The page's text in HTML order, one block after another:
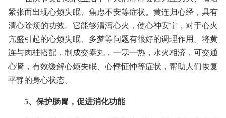
紧张而出现心烦失眠、焦虑不安等症状。黄连归心经，具有
清心除烦的功效。它能够清泻心火，使心神安宁，对于心火
亢盛引起的心烦失眠、多梦等问题有很好的调理作用。将黄
连与肉桂搭配，制成交泰丸，一寒一热，水火相济，可交通
心肾，有效缓解心烦失眠、心悸怔忡等症状，帮助人们恢复
平静的身心状态。
5、保护肠胃，促进消化功能